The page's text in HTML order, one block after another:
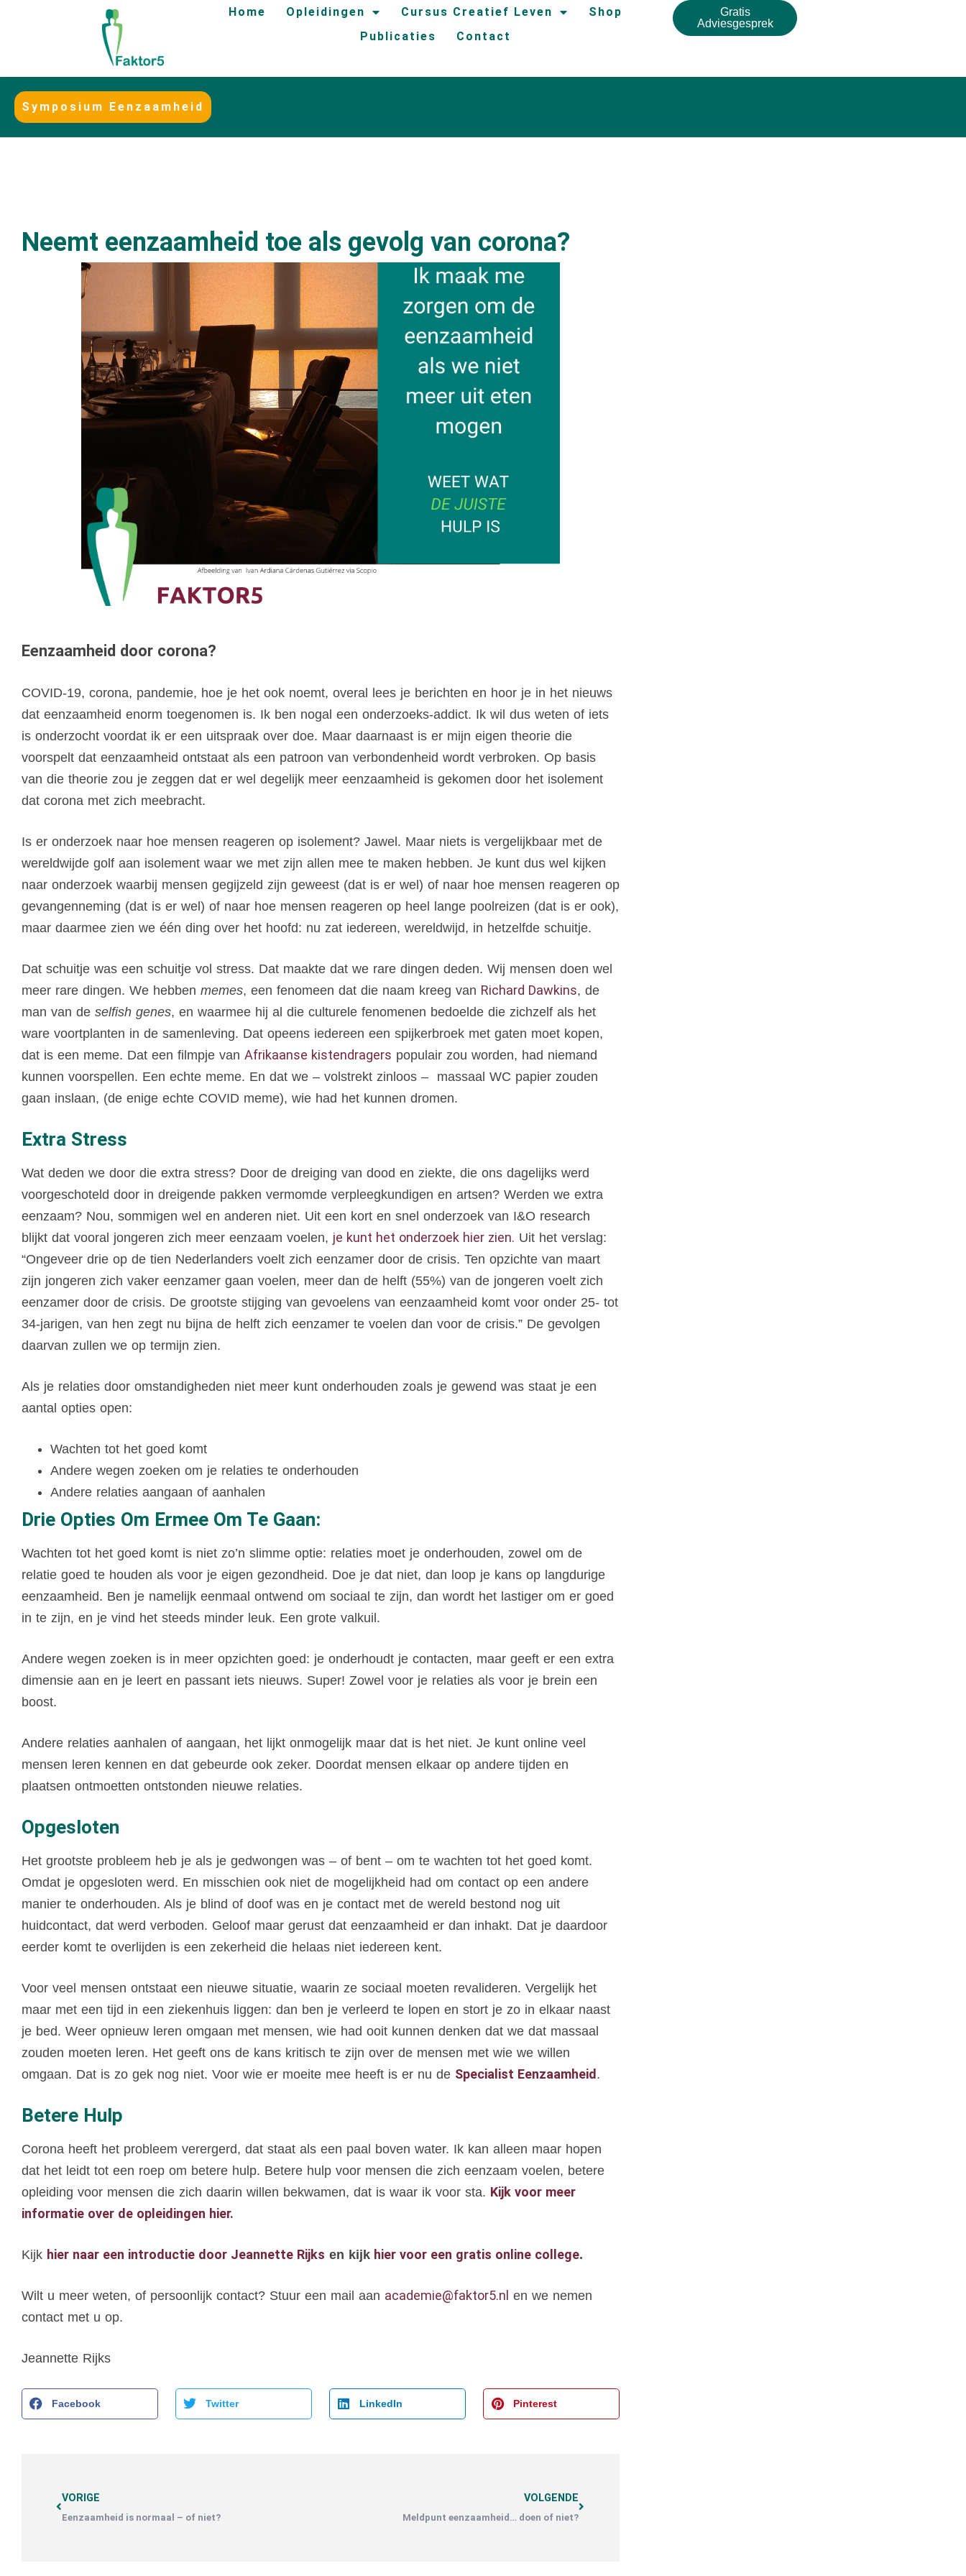
Home Opleidingen Cursus Creatief Leven
Shop
Publicaties
Contact
Gratis
Adviesgesprek
Symposium Eenzaamheid
Neemt eenzaamheid toe als gevolg van corona?
Eenzaamheid door corona?
COVID-19, corona, pandemie, hoe je het ook noemt, overal lees je berichten en hoor je in het nieuws
dat eenzaamheid enorm toegenomen is. Ik ben nogal een onderzoeks-addict. Ik wil dus weten of iets
is onderzocht voordat ik er een uitspraak over doe. Maar daarnaast is er mijn eigen theorie die
voorspelt dat eenzaamheid ontstaat als een patroon van verbondenheid wordt verbroken. Op basis
van die theorie zou je zeggen dat er wel degelijk meer eenzaamheid is gekomen door het isolement
dat corona met zich meebracht.
Is er onderzoek naar hoe mensen reageren op isolement? Jawel. Maar niets is vergelijkbaar met de
wereldwijde golf aan isolement waar we met zijn allen mee te maken hebben. Je kunt dus wel kijken
naar onderzoek waarbij mensen gegijzeld zijn geweest (dat is er wel) of naar hoe mensen reageren op
gevangenneming (dat is er wel) of naar hoe mensen reageren op heel lange poolreizen (dat is er ook),
maar daarmee zien we één ding over het hoofd: nu zat iedereen, wereldwijd, in hetzelfde schuitje.
Dat schuitje was een schuitje vol stress. Dat maakte dat we rare dingen deden. Wij mensen doen wel
meer rare dingen. We hebben memes, een fenomeen dat die naam kreeg van Richard Dawkins, de
man van de selfish genes, en waarmee hij al die culturele fenomenen bedoelde die zichzelf als het
ware voortplanten in de samenleving. Dat opeens iedereen een spijkerbroek met gaten moet kopen,
dat is een meme. Dat een filmpje van Afrikaanse kistendragers populair zou worden, had niemand
kunnen voorspellen. Een echte meme. En dat we – volstrekt zinloos – massaal WC papier zouden
gaan inslaan, (de enige echte COVID meme), wie had het kunnen dromen.
Extra Stress
Wat deden we door die extra stress? Door de dreiging van dood en ziekte, die ons dagelijks werd
voorgeschoteld door in dreigende pakken vermomde verpleegkundigen en artsen? Werden we extra
eenzaam? Nou, sommigen wel en anderen niet. Uit een kort en snel onderzoek van I&O research
blijkt dat vooral jongeren zich meer eenzaam voelen, je kunt het onderzoek hier zien. Uit het verslag:
“Ongeveer drie op de tien Nederlanders voelt zich eenzamer door de crisis. Ten opzichte van maart
zijn jongeren zich vaker eenzamer gaan voelen, meer dan de helft (55%) van de jongeren voelt zich
eenzamer door de crisis. De grootste stijging van gevoelens van eenzaamheid komt voor onder 25- tot
34-jarigen, van hen zegt nu bijna de helft zich eenzamer te voelen dan voor de crisis.” De gevolgen
daarvan zullen we op termijn zien.
Als je relaties door omstandigheden niet meer kunt onderhouden zoals je gewend was staat je een
aantal opties open:
Wachten tot het goed komt
Andere wegen zoeken om je relaties te onderhouden
Andere relaties aangaan of aanhalen
Drie Opties Om Ermee Om Te Gaan:
Wachten tot het goed komt is niet zo’n slimme optie: relaties moet je onderhouden, zowel om de
relatie goed te houden als voor je eigen gezondheid. Doe je dat niet, dan loop je kans op langdurige
eenzaamheid. Ben je namelijk eenmaal ontwend om sociaal te zijn, dan wordt het lastiger om er goed
in te zijn, en je vind het steeds minder leuk. Een grote valkuil.
Andere wegen zoeken is in meer opzichten goed: je onderhoudt je contacten, maar geeft er een extra
dimensie aan en je leert en passant iets nieuws. Super! Zowel voor je relaties als voor je brein een
boost.
Andere relaties aanhalen of aangaan, het lijkt onmogelijk maar dat is het niet. Je kunt online veel
mensen leren kennen en dat gebeurde ook zeker. Doordat mensen elkaar op andere tijden en
plaatsen ontmoetten ontstonden nieuwe relaties.
Opgesloten
Het grootste probleem heb je als je gedwongen was – of bent – om te wachten tot het goed komt.
Omdat je opgesloten werd. En misschien ook niet de mogelijkheid had om contact op een andere
manier te onderhouden. Als je blind of doof was en je contact met de wereld bestond nog uit
huidcontact, dat werd verboden. Geloof maar gerust dat eenzaamheid er dan inhakt. Dat je daardoor
eerder komt te overlijden is een zekerheid die helaas niet iedereen kent.
Voor veel mensen ontstaat een nieuwe situatie, waarin ze sociaal moeten revalideren. Vergelijk het
maar met een tijd in een ziekenhuis liggen: dan ben je verleerd te lopen en stort je zo in elkaar naast
je bed. Weer opnieuw leren omgaan met mensen, wie had ooit kunnen denken dat we dat massaal
zouden moeten leren. Het geeft ons de kans kritisch te zijn over de mensen met wie we willen
omgaan. Dat is zo gek nog niet. Voor wie er moeite mee heeft is er nu de Specialist Eenzaamheid .
Betere Hulp
Corona heeft het probleem verergerd, dat staat als een paal boven water. Ik kan alleen maar hopen
dat het leidt tot een roep om betere hulp. Betere hulp voor mensen die zich eenzaam voelen, betere
opleiding voor mensen die zich daarin willen bekwamen, dat is waar ik voor sta. Kijk voor meer
informatie over de opleidingen hier.
Kijk hier naar een introductie door Jeannette Rijks en kijk hier voor een gratis online college.
Wilt u meer weten, of persoonlijk contact? Stuur een mail aan academie@faktor5.nl en we nemen
contact met u op.
Jeannette Rijks
Facebook Twitter LinkedIn Pinterest
VORIGE
Eenzaamheid is normaal – of niet?
VOLGENDE
Meldpunt eenzaamheid… doen of niet?